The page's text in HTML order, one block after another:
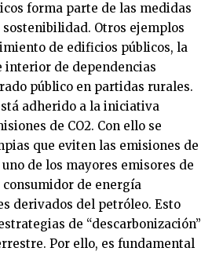
forma parte de las medidas
Otros ejemplos
de edificios públicos, la
interior de dependencias
público en partidas rurales.
adherido a la iniciativa
de CO2. Con ello se
que eviten las emisiones de
de los mayores emisores de
consumidor de energía
derivados del petróleo. Esto
de “descarbonización”
Por ello, es fundamental